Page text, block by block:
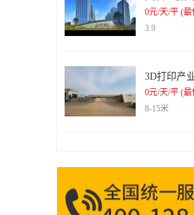
加上政府补助的4.45亿元，2019
政府补助相关收益6.63亿元，占
例约为80.95%(未扣税)。科大讯
0元/天/平 (最
3.9
0元/天/平 (最
8-15米